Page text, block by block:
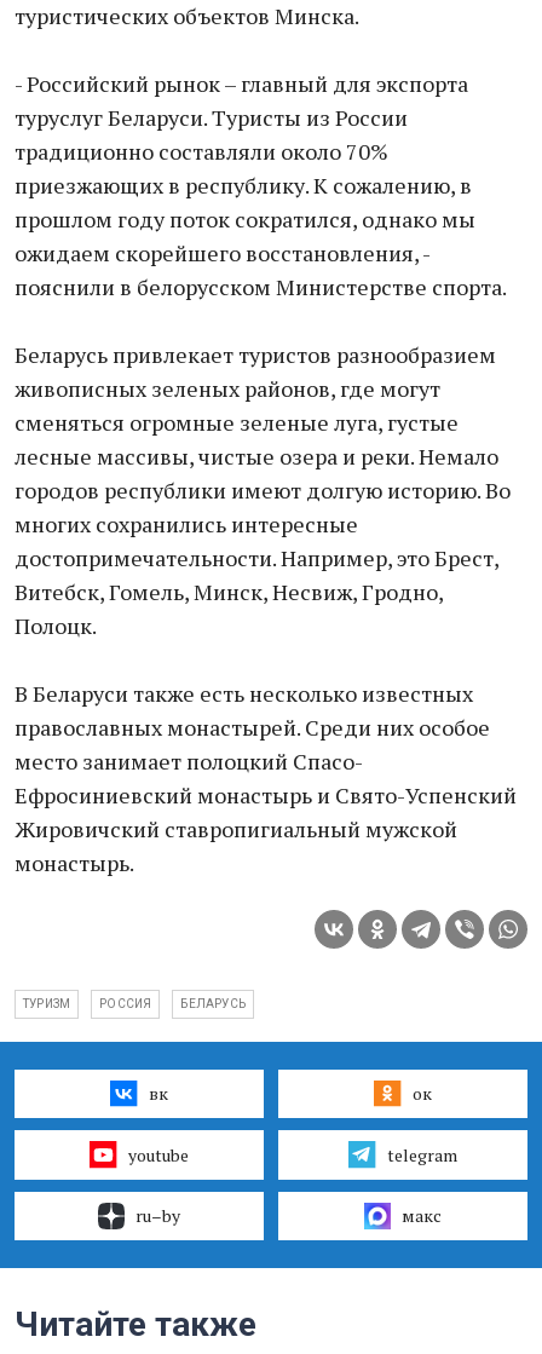
туристических объектов Минска.
- Российский рынок – главный для экспорта
туруслуг Беларуси. Туристы из России
традиционно составляли около 70%
приезжающих в республику. К сожалению, в
прошлом году поток сократился, однако мы
ожидаем скорейшего восстановления, -
пояснили в белорусском Министерстве спорта.
Беларусь привлекает туристов разнообразием
живописных зеленых районов, где могут
сменяться огромные зеленые луга, густые
лесные массивы, чистые озера и реки. Немало
городов республики имеют долгую историю. Во
многих сохранились интересные
достопримечательности. Например, это Брест,
Витебск, Гомель, Минск, Несвиж, Гродно,
Полоцк.
В Беларуси также есть несколько известных
православных монастырей. Среди них особое
место занимает полоцкий Спасо-
Ефросиниевский монастырь и Свято-Успенский
Жировичский ставропигиальный мужской
монастырь.
ТУРИЗМ РОССИЯ БЕЛАРУСЬ
вк ок
youtube telegram
ru–by макс
Читайте также